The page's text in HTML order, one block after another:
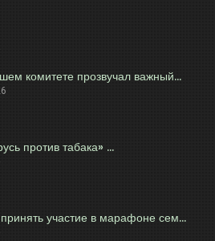
комитете прозвучал важный...
против табака» ...
участие в марафоне сем...